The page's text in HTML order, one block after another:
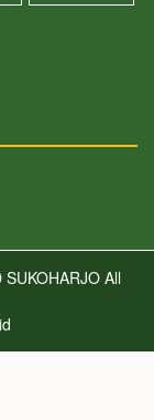
SUKOHARJOAll